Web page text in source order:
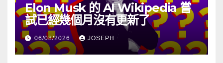
Elon Musk 的 AI Wikipedia 嘗
試已經幾個月沒有更新了
06/08/2026 JOSEPH